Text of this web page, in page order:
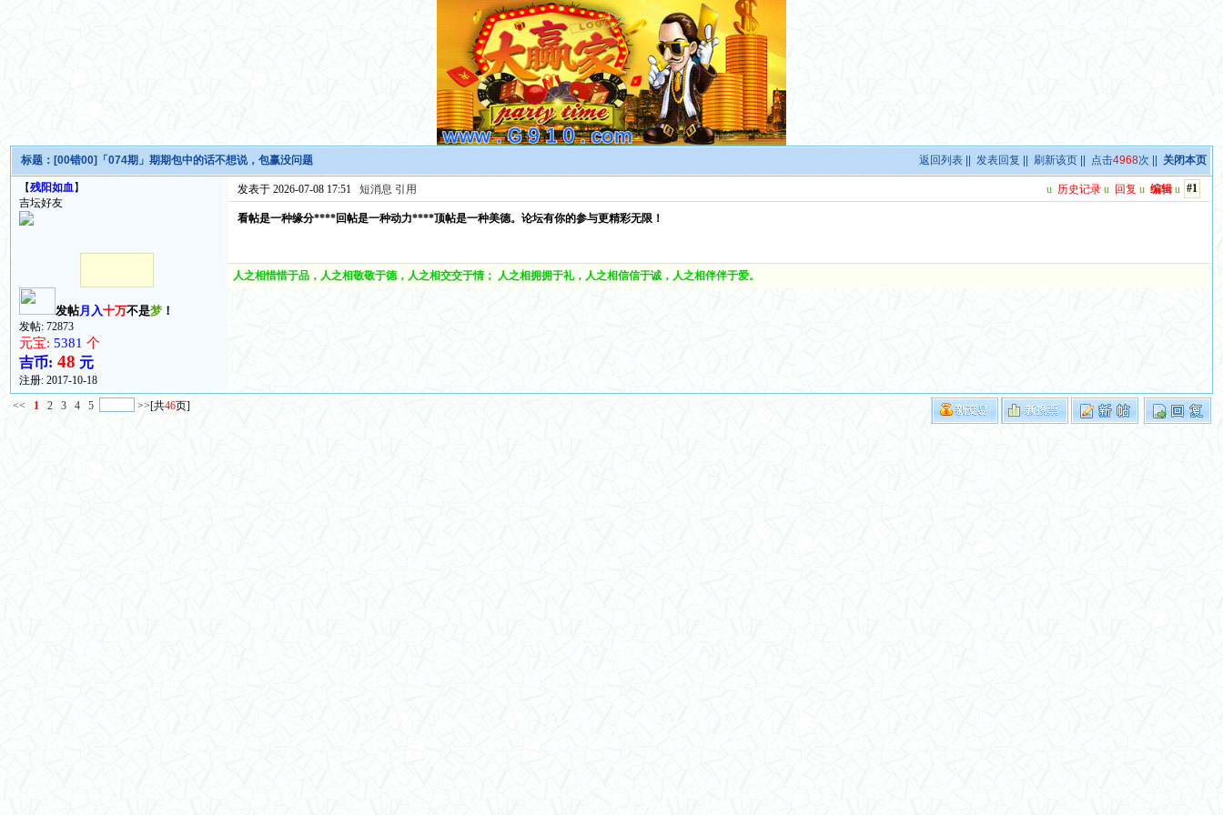
返回列表 ||发表回复 ||刷新该页 || 点击4968次 || 关闭本页
标题： [00错00]「074期」期期包中的话不想说，包赢没问题
【残阳如血】
吉坛好友
发帖月入十万不是梦 ！
发帖: 72873
元宝: 5381个
吉币: 48 元
注册:2017-10-18
#1
u 历史记录 u 回复 u 编辑 u
发表于 2026-07-08 17:51短消息 引用
看帖是一种缘分****回帖是一种动力****顶帖是一种美德。论坛有你的参与更精彩无限！
人之相惜惜于品，人之相敬敬于德，人之相交交于情； 人之相拥拥于礼，人之相信信于诚，人之相伴伴于爱。
<< 1 2 3 4 5 >>[共46页]